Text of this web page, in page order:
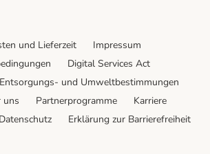
und Lieferzeit
Impressum
Digital Services Act
Entsorgungs- und Umweltbestimmungen
uns Partnerprogramme
Karriere
Datenschutz Erklärung zur Barrierefreiheit